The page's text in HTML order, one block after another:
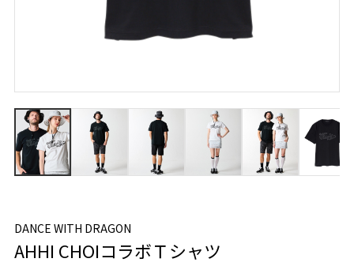
DANCE WITH DRAGON
AHHI CHOIコラボＴシャツ